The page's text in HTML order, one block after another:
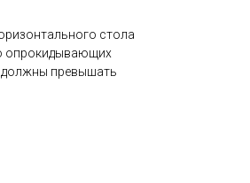
стола
опрокидывающих
превышать